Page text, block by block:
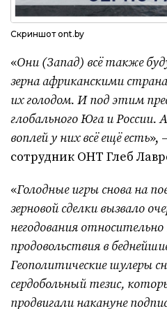
Скриншот ont.by
«Они (Запад) всё также
зерна африканскими
их голодом. И под этим
глобального Юга и России.
воплей у них всё ещё есть», –
сотрудник ОНТ Глеб
«Голодные игры снова на
зерновой сделки вызвало
негодования
продовольствия в
Геополитические шулеры
сердобольный тезис,
продвигали накануне